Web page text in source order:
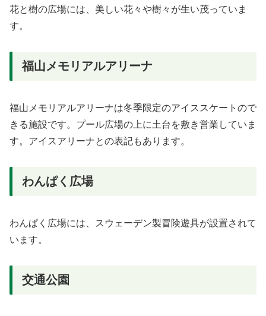
花と樹の広場には、美しい花々や樹々が生い茂っていま
す。
福山メモリアルアリーナ
福山メモリアルアリーナは冬季限定のアイススケートので
きる施設です。プール広場の上に土台を敷き営業していま
す。アイスアリーナとの表記もあります。
わんぱく広場
わんぱく広場には、スウェーデン製冒険遊具が設置されて
います。
交通公園